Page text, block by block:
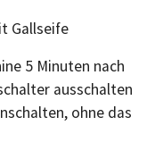
Gallseife
5 Minuten nach
ausschalten
ohne das